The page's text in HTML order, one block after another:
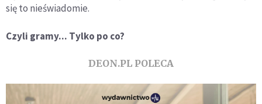
się to nieświadomie.
Czyli gramy... Tylko po co?
DEON.PL POLECA